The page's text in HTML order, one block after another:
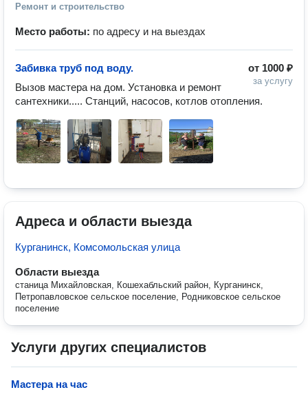
Ремонт и строительство
Место работы: по адресу и на выездах
от 1000 ₽
за услугу
Забивка труб под воду.
Вызов мастера на дом. Установка и ремонт
сантехники..... Станций, насосов, котлов отопления.
Адреса и области выезда
Курганинск, Комсомольская улица
Области выезда
станица Михайловская, Кошехабльский район, Курганинск,
Петропавловское сельское поселение, Родниковское сельское
поселение
Услуги других специалистов
Мастера на час